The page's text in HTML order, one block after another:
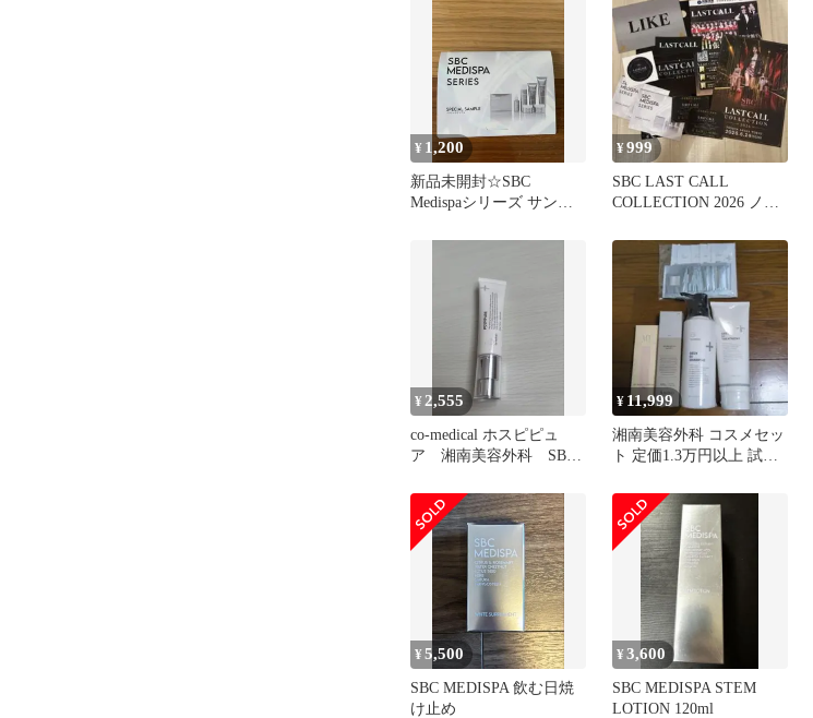
料無料
¥ 1,200
新品未開封☆SBC
Medispaシリーズ サンプ
¥999
SBC LAST CALL
COLLECTION 2026 ノベ
¥ 2,555
co-medical ホスピピュ
ア 湘南美容外科 SBC
¥ 11,999
湘南美容外科 コスメセッ
ト 定価1.3万円以上 試供
¥5,500
SBC MEDISPA 飲む日焼
け止め
¥3,600
SBC MEDISPA STEM
LOTION 120ml